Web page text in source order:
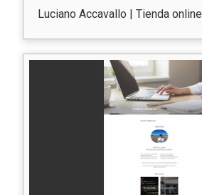
Luciano Accavallo | Tienda online